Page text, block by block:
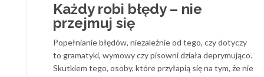
Każdy robi błędy – nie
przejmuj się
Popełnianie błędów, niezależnie od tego, czy dotyczy
to gramatyki, wymowy czy pisowni działa deprymująco.
Skutkiem tego, osoby, które przyłapią się na tym, że nie